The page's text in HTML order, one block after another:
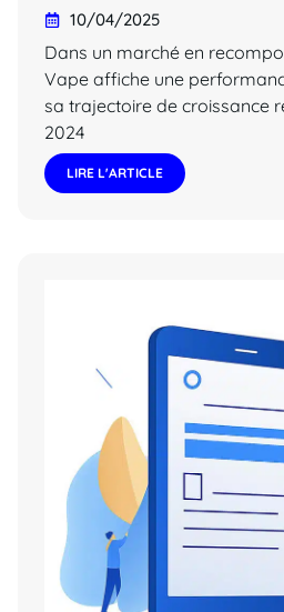
10/04/2025
Dans un marché en
Vape affiche une
sa trajectoire de croissance
2024
LIRE L'ARTICLE